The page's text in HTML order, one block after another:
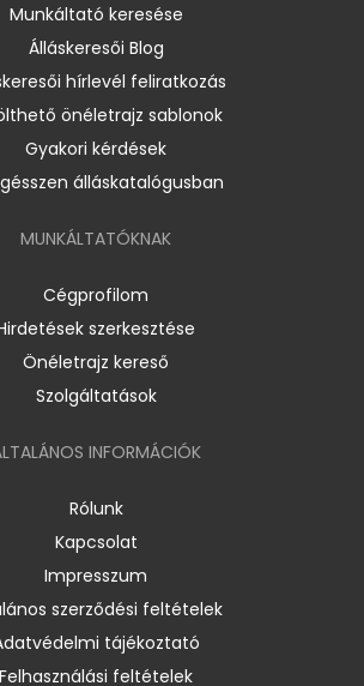
Munkáltató keresése
Álláskeresői Blog
hírlevél feliratkozás
önéletrajz sablonok
Gyakori kérdések
álláskatalógusban
MUNKÁLTATÓKNAK
Cégprofilom
szerkesztése
Önéletrajz kereső
Szolgáltatások
INFORMÁCIÓK
Rólunk
Kapcsolat
Impresszum
szerződési feltételek
tájékoztató
Felhasználási feltételek